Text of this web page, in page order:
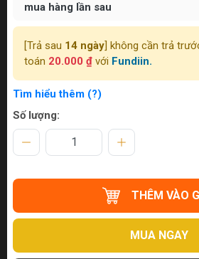
mua hàng lần sau
[Trả sau 14 ngày ] không cần trả
toán 20.000 ₫ với Fundiin.
Tìm hiểu thêm (?)
Số lượng:
THÊM VÀO
MUA NGAY